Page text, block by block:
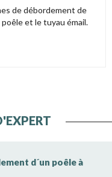
de débordement de
et le tuyau émail.
d´un poêle à